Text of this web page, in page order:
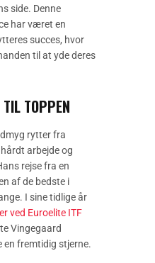
side. Denne
har været en
succes, hvor
til at yde deres
TOPPEN
rytter fra
arbejde og
rejse fra en
af de bedste i
I sine tidlige år
ved Euroelite ITF
Vingegaard
en fremtidig stjerne.